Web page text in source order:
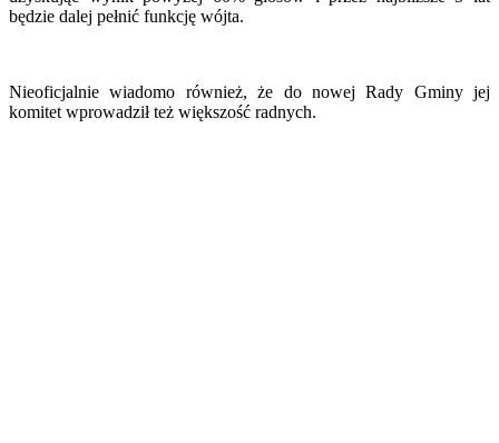
będzie dalej pełnić funkcję wójta.
Nieoficjalnie wiadomo również, że do nowej Rady Gminy jej
komitet wprowadził też większość radnych.